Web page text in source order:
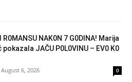
R0MANSU NAK0N 7 G0DlNA! Marija
JAČU P0L0VINU – EV0 K0
August 6, 2026 0